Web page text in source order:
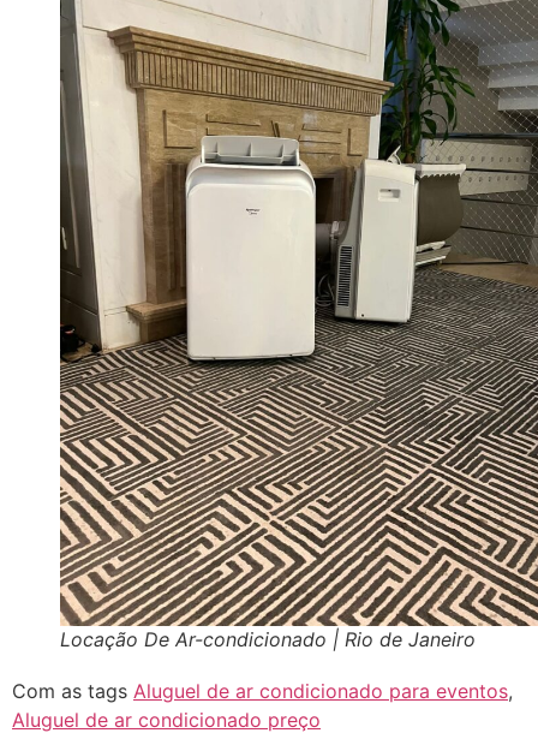
Locação De Ar-condicionado | Rio de Janeiro
Com as tags Aluguel de ar condicionado para eventos,
Aluguel de ar condicionado preço